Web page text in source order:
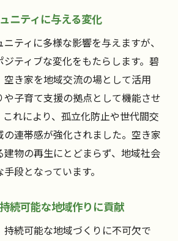
ニティに与える変化
ティに多様な影響を与えますが、
ティブな変化をもたらします。碧
き家を地域交流の場として活用
や子育て支援の拠点として機能させ
れにより、孤立化防止や世代間交
連帯感が強化されました。空き家
物の再生にとどまらず、地域社会
段となっています。
続可能な地域作りに貢献
続可能な地域づくりに不可欠で